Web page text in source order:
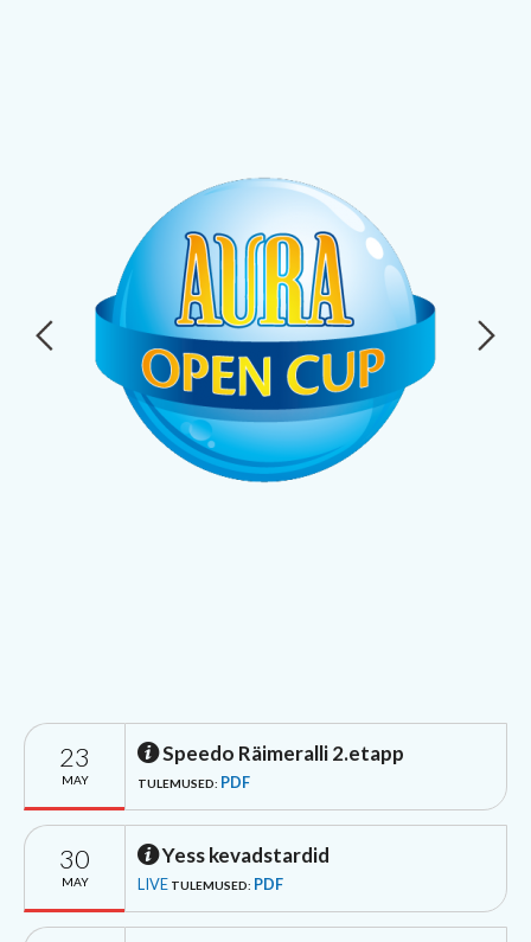
23
MAY
Speedo Räimeralli 2.etapp
TULEMUSED: PDF
30
MAY
Yess kevadstardid
LIVE TULEMUSED: PDF